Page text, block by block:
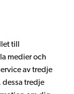
till
medier och
av tredje
dessa tredje